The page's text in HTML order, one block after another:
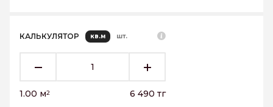
КАЛЬКУЛЯТОР кв.м шт.
1.00 м2 6 490 тг